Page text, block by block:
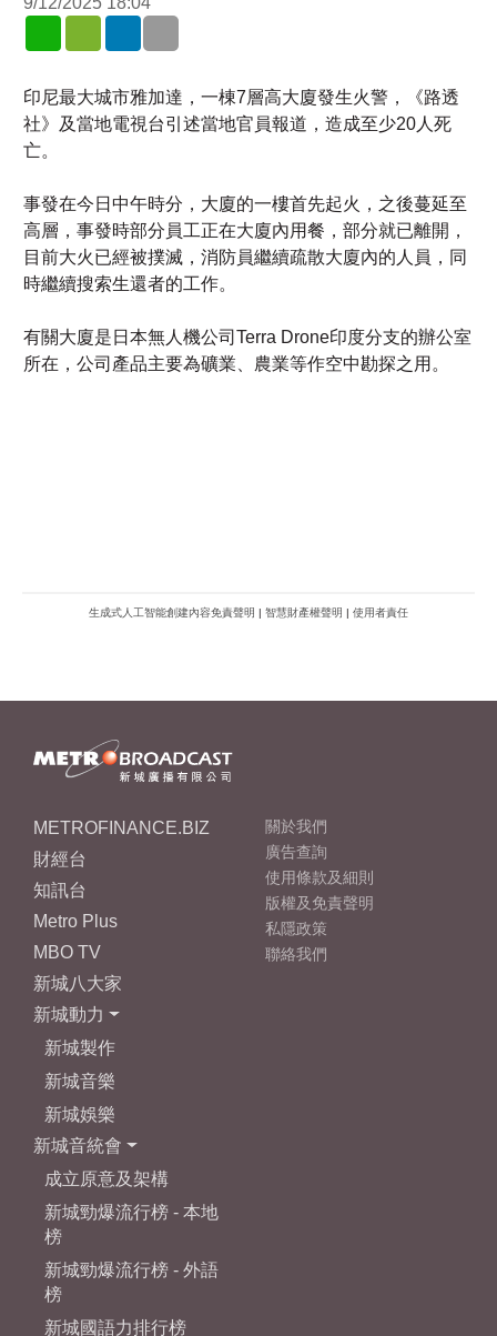
WhatsApp
WeChatLinkedIn
印尼最大城市雅加達，一棟7層高大廈發生火警，《路透
社》及當地電視台引述當地官員報道，造成至少20人死
亡。
事發在今日中午時分，大廈的一樓首先起火，之後蔓延至
高層，事發時部分員工正在大廈內用餐，部分就已離開，
目前大火已經被撲滅，消防員繼續疏散大廈內的人員，同
時繼續搜索生還者的工作。
有關大廈是日本無人機公司Terra Drone印度分支的辦公
室所在，公司產品主要為礦業、農業等作空中勘探之用。
生成式人工智能創建內容免責聲明 | 智慧財產權聲明 | 使用者責任
METROFINANCE.BIZ
財經台
知訊台
Metro Plus
MBO TV
新城八大家
新城動力
新城製作
新城音樂
新城娛樂
新城音統會
成立原意及架構
新城勁爆流行榜 - 本地
榜
新城勁爆流行榜 - 外語
榜
新城國語力排行榜
關於我們
廣告查詢
使用條款及細則
版權及免責聲明
私隱政策
聯絡我們